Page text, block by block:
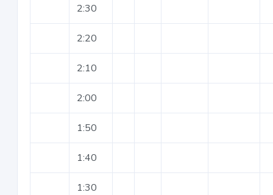
2:30
2:20
2:10
2:00
1:50
1:40
1:30